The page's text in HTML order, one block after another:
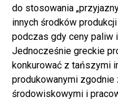
do stosowania
innych środków
podczas gdy ceny paliw
Jednocześnie greckie
konkurować z tańszymi
produkowanymi zgodnie
środowiskowymi i